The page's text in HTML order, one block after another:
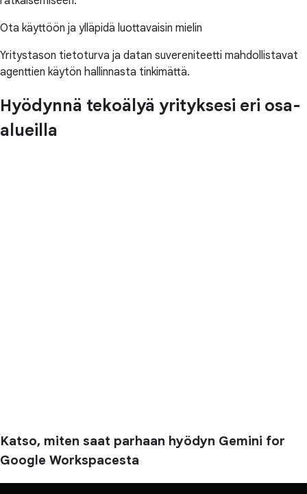
Ota käyttöön ja ylläpidä luottavaisin mielin
Yritystason tietoturva ja datan suvereniteetti mahdollistavat
agenttien käytön hallinnasta tinkimättä.
Hyödynnä tekoälyä yrityksesi eri osa-
alueilla
Katso, miten saat parhaan hyödyn Gemini for
Google Workspacesta